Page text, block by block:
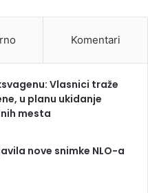
Komentari
Vlasnici traže
u planu ukidanje
mesta
nove snimke NLO-a